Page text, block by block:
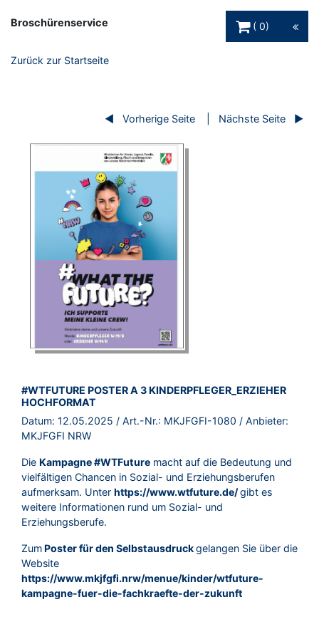
Broschürenservice
0
Zurück zur Startseite
Vorherige Seite Nächste Seite
BROSCHÜRE:
#WTFUTURE POSTER A 3 KINDERPFLEGER_ERZIEHER
HOCHFORMAT
Datum: 12.05.2025 / Art.-Nr.: MKJFGFI-1080 / Anbieter:
MKJFGFI NRW
Die Kampagne #WTFuture macht auf die Bedeutung und
vielfältigen Chancen in Sozial- und Erziehungsberufen
aufmerksam. Unter https://www.wtfuture.de/gibt es
weitere Informationen rund um Sozial- und
Erziehungsberufe.
ZumPoster für den Selbstausdruckgelangen Sie über die
Website
https://www.mkjfgfi.nrw/menue/kinder/wtfuture-
kampagne-fuer-die-fachkraefte-der-zukunft